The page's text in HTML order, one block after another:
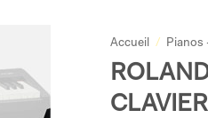
Accueil / Pianos